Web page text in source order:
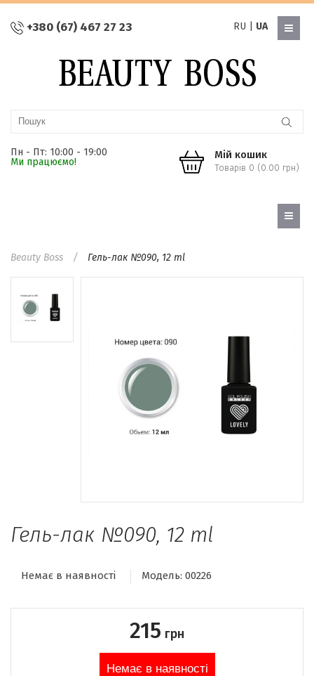
+380 (67) 467 27 23 RU UA
Пн - Пт: 10:00 - 19:00
Ми працюємо!
Мій кошик
Товарів 0 (0.00 грн)
Beauty Boss Гель-лак №090, 12 ml
Гель-лак №090, 12 ml
Немає в наявності Модель: 00226
215 грн
Немає в наявності